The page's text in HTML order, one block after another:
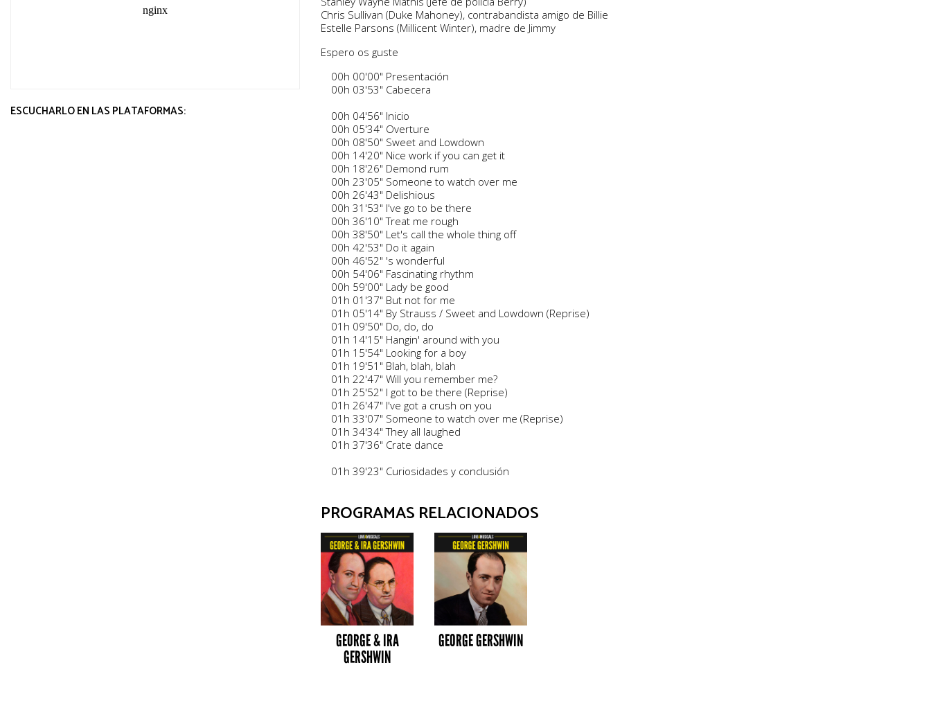
ESCUCHARLO EN LAS PLATAFORMAS:
Chris Sullivan (Duke Mahoney), contrabandista amigo de Billie
Estelle Parsons (Millicent Winter), madre de Jimmy
Espero os guste
00h 00'00" Presentación
00h 03'53" Cabecera
00h 04'56" Inicio
00h 05'34" Overture
00h 08'50" Sweet and Lowdown
00h 14'20" Nice work if you can get it
00h 18'26" Demond rum
00h 23'05" Someone to watch over me
00h 26'43" Delishious
00h 31'53" I've go to be there
00h 36'10" Treat me rough
00h 38'50" Let's call the whole thing off
00h 42'53" Do it again
00h 46'52" 's wonderful
00h 54'06" Fascinating rhythm
00h 59'00" Lady be good
01h 01'37" But not for me
01h 05'14" By Strauss / Sweet and Lowdown (Reprise)
01h 09'50" Do, do, do
01h 14'15" Hangin' around with you
01h 15'54" Looking for a boy
01h 19'51" Blah, blah, blah
01h 22'47" Will you remember me?
01h 25'52" I got to be there (Reprise)
01h 26'47" I've got a crush on you
01h 33'07" Someone to watch over me (Reprise)
01h 34'34" They all laughed
01h 37'36" Crate dance
01h 39'23" Curiosidades y conclusión
PROGRAMAS RELACIONADOS
GEORGE & IRA
GERSHWIN
GEORGE GERSHWIN